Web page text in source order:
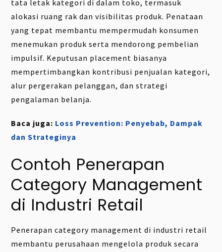
tata letak kategori di dalam toko, termasuk
alokasi ruang rak dan visibilitas produk. Penataan
yang tepat membantu mempermudah konsumen
menemukan produk serta mendorong pembelian
impulsif. Keputusan placement biasanya
mempertimbangkan kontribusi penjualan kategori,
alur pergerakan pelanggan, dan strategi
pengalaman belanja.
Baca juga: Loss Prevention: Penyebab, Dampak
dan Strateginya
Contoh Penerapan
Category Management
di Industri Retail
Penerapan category management di industri retail
membantu perusahaan mengelola produk secara